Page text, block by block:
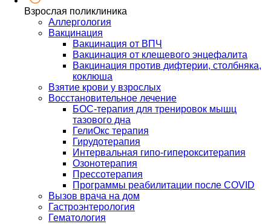
Взрослая поликлиника
Аллергология
Вакцинация
Вакцинация от ВПЧ
Вакцинация от клещевого энцефалита
Вакцинация против дифтерии, столбняка,
коклюша
Взятие крови у взрослых
Восстановительное лечение
БОС-терапия для тренировок мышц
тазового дна
ГелиОкс терапия
Гирудотерапия
Интервальная гипо-гиперокситерапия
Озонотерапия
Прессотерапия
Программы реабилитации после СOVID
Вызов врача на дом
Гастроэнтерология
Гематология